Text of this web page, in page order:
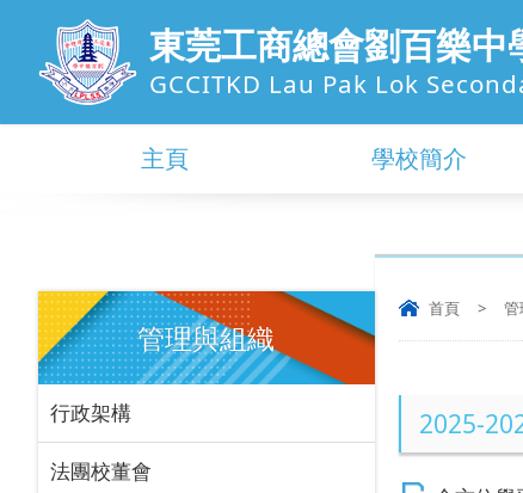
東莞工商總會劉百樂中
GCCITKD Lau Pak Lok
主頁 學校簡介
首頁 > 管
2025-
管理與組織
行政架構
法團校董會